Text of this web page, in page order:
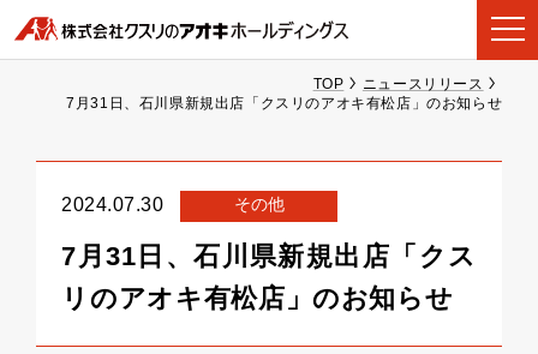
TOP
ニュースリリース
7月31日、石川県新規出店「クスリのアオキ有松店」のお知らせ
2024.07.30 その他
7月31日、石川県新規出店「クス
リのアオキ有松店」のお知らせ